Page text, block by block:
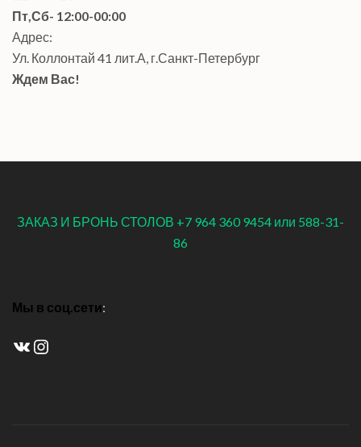
Пт,Сб- 12:00-00:00
Адрес:
Ул. Коллонтай 41 лит.А, г.Санкт-Петербург
Ждем Вас!
ЗАКАЗ И БРОНЬ СТОЛОВ +7 964 360 9454 или 588-31-
86
Мы в соц.сети:
ВКонтакте
Instagram